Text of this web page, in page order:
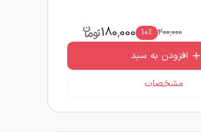
200,000
10٪ 180,000
افزودن به سبد
مشخصات